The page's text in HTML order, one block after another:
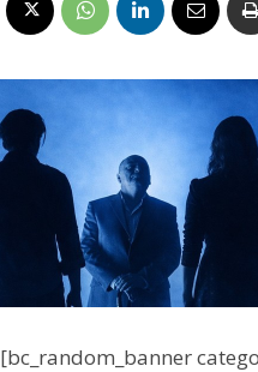
[bc_random_banner